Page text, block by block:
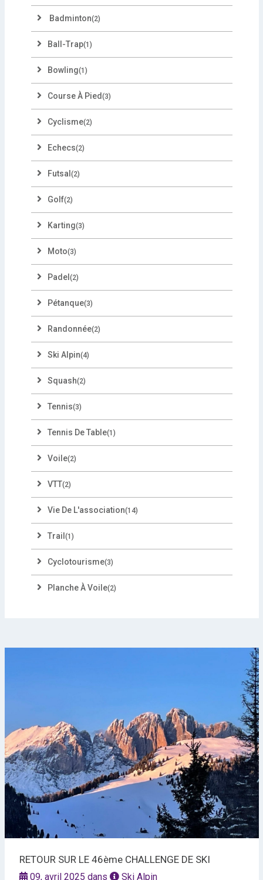
RETOUR SUR LE 46ème CHALLENGE DE SKI
09, avril 2025 dans Ski Alpin
Badminton(2)
Ball-Trap(1)
Bowling(1)
Course À Pied (3)
Cyclisme(2)
Echecs(2)
Futsal (2)
Golf(2)
Karting(3)
Moto(3)
Padel (2)
Pétanque(3)
Randonnée(2)
Ski Alpin(4)
Squash(2)
Tennis(3)
Tennis De Table(1)
Voile(2)
VTT(2)
Vie De L'association(14)
Trail (1)
Cyclotourisme(3)
Planche À Voile(2)